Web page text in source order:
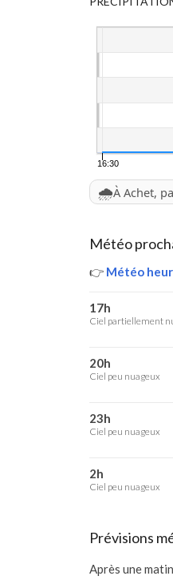
16:30
🌧️À Achet,
Météo
👉 Météo
17h
Ciel partiellement
20h
Ciel peu nuageux
23h
Ciel peu nuageux
2h
Ciel peu nuageux
Prévisions
Après une